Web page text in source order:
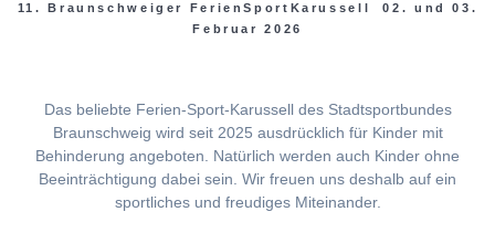
11. Braunschweiger FerienSportKarussell 02. und 03.
Februar 2026
Das beliebte Ferien-Sport-Karussell des Stadtsportbundes
Braunschweig wird seit 2025 ausdrücklich für Kinder mit
Behinderung angeboten. Natürlich werden auch Kinder ohne
Beeinträchtigung dabei sein. Wir freuen uns deshalb auf ein
sportliches und freudiges Miteinander.